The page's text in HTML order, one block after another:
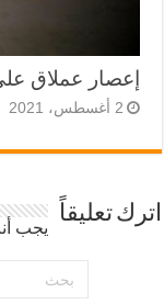
إعصار عملاق
2 أغسطس، 2021
اترك تعليقاً
يجب